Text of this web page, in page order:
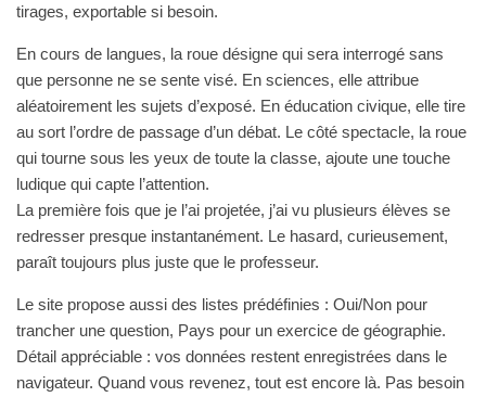
tirages, exportable si besoin.
En cours de langues, la roue désigne qui sera interrogé sans
que personne ne se sente visé. En sciences, elle attribue
aléatoirement les sujets d’exposé. En éducation civique, elle tire
au sort l’ordre de passage d’un débat. Le côté spectacle, la roue
qui tourne sous les yeux de toute la classe, ajoute une touche
ludique qui capte l’attention.
La première fois que je l’ai projetée, j’ai vu plusieurs élèves se
redresser presque instantanément. Le hasard, curieusement,
paraît toujours plus juste que le professeur.
Le site propose aussi des listes prédéfinies : Oui/Non pour
trancher une question, Pays pour un exercice de géographie.
Détail appréciable : vos données restent enregistrées dans le
navigateur. Quand vous revenez, tout est encore là. Pas besoin